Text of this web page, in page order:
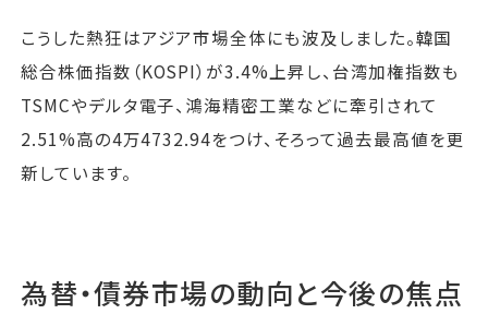
こうした熱狂はアジア市場全体にも波及しました。韓国
総合株価指数（KOSPI）が3.4%上昇し、台湾加権指数も
TSMCやデルタ電子、鴻海精密工業などに牽引されて
2.51%高の4万4732.94をつけ、そろって過去最高値を更
新しています。
為替・債券市場の動向と今後の焦点